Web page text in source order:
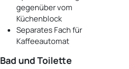
gegenüber vom
Küchenblock
Separates Fach für
Kaffeeautomat
Bad und Toilette